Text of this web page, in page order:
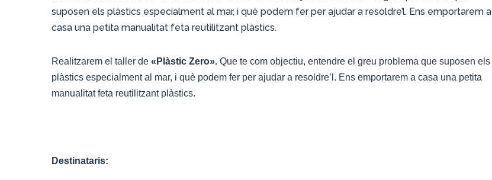
suposen els plàstics especialment al mar, i què podem fer per ajudar a resoldre’l. Ens emportarem a
casa una petita manualitat feta reutilitzant plàstics.
Realitzarem el taller de «Plàstic Zero». Que te com objectiu, entendre el greu problema que suposen els
plàstics especialment al mar, i què podem fer per ajudar a resoldre’l. Ens emportarem a casa una petita
manualitat feta reutilitzant plàstics.
Destinataris: